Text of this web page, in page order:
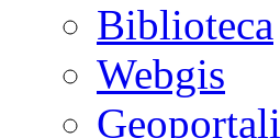
Biblioteca
Webgis